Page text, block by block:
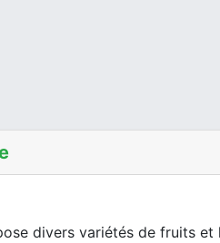
divers variétés de fruits et